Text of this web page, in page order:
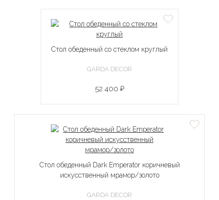
Стол обеденный со стеклом круглый
GARDA DECOR
52 400 ₽
Стол обеденный Dark Emperator коричневый
искусственный мрамор/золото
GARDA DECOR